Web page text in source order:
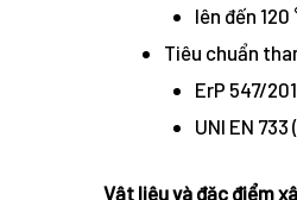
lên đến
Tiêu chuẩn
ErP 547/
UNI EN 733
Vật liệu và đặc điểm